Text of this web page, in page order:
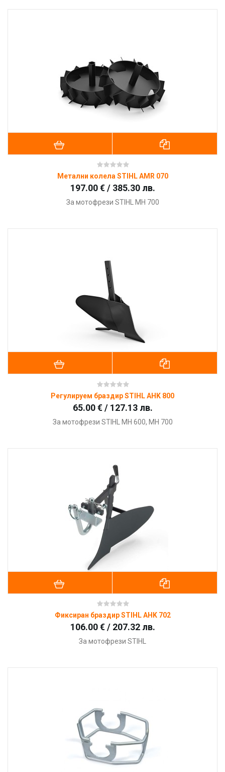
Метални колела STIHL AMR 070
197.00 € / 385.30 лв.
За мотофрези STIHL MH 700
Регулируем браздир STIHL AHK 800
65.00 € / 127.13 лв.
За мотофрези STIHL MH 600, MH 700
Фиксиран браздир STIHL AHK 702
106.00 € / 207.32 лв.
За мотофрези STIHL